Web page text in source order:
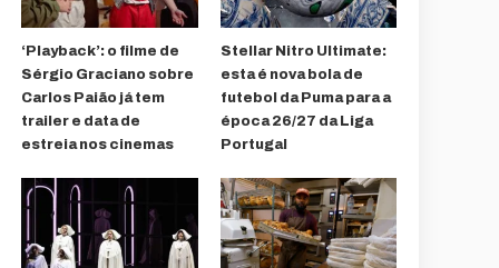
‘Playback’: o filme de
Sérgio Graciano sobre
Carlos Paião já tem
trailer e data de
estreia nos cinemas
Stellar Nitro Ultimate:
esta é nova bola de
futebol da Puma para a
época 26/27 da Liga
Portugal